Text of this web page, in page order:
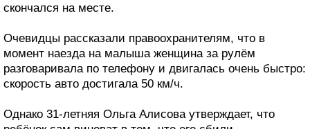
скончался на месте.
Очевидцы рассказали правоохранителям, что в
момент наезда на малыша женщина за рулём
разговаривала по телефону и двигалась очень быстро:
скорость авто достигала 50 км/ч.
Однако 31-летняя Ольга Алисова утверждает, что